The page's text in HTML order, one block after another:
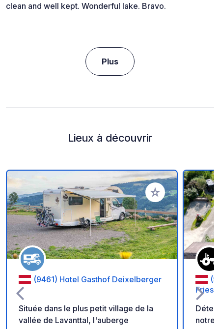
clean and well kept. Wonderful lake. Bravo.
Plus
Lieux à découvrir
Ajouter à vos
(9461) Hotel Gasthof Deixelberger
Située dans le plus petit village de la
vallée de Lavanttal, l'auberge
notre